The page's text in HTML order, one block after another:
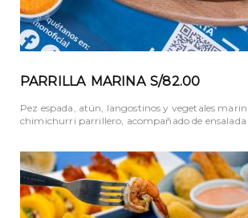
PARRILLA MARINA S/82.00
Pez espada, atún, langostinos y vegetales
chimichurri parrillero, acompañado de ensalada